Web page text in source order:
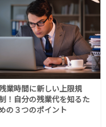
業時間に新しい上限規
！自分の残業代を知るた
の３つのポイント